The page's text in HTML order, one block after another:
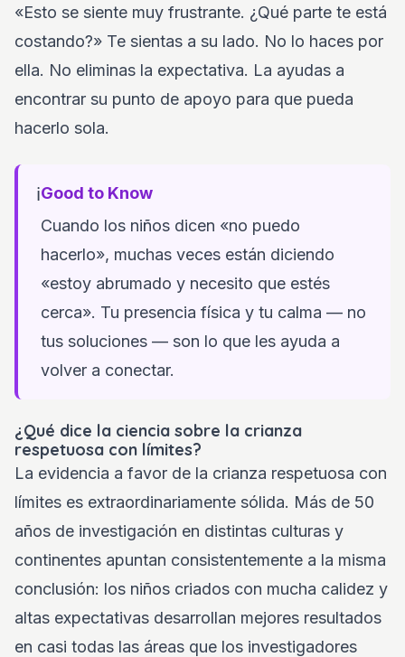
«Esto se siente muy frustrante. ¿Qué parte te está
costando?» Te sientas a su lado. No lo haces por
ella. No eliminas la expectativa. La ayudas a
encontrar su punto de apoyo para que pueda
hacerlo sola.
ℹ️Good to Know
Cuando los niños dicen «no puedo
hacerlo», muchas veces están diciendo
«estoy abrumado y necesito que estés
cerca». Tu presencia física y tu calma — no
tus soluciones — son lo que les ayuda a
volver a conectar.
¿Qué dice la ciencia sobre la crianza
respetuosa con límites?
La evidencia a favor de la crianza respetuosa con
límites es extraordinariamente sólida. Más de 50
años de investigación en distintas culturas y
continentes apuntan consistentemente a la misma
conclusión: los niños criados con mucha calidez y
altas expectativas desarrollan mejores resultados
en casi todas las áreas que los investigadores